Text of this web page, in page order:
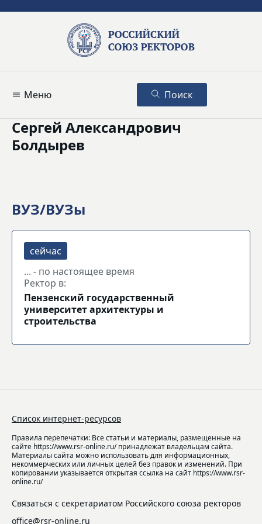
Меню Поиск
Сергей Александрович
Болдырев
ВУЗ/ВУЗы
... - по настоящее время
Ректор в:
Пензенский государственный
университет архитектуры и
строительства
Список интернет-ресурсов
Правила перепечатки: Все статьи и материалы, размещенные на
сайте https://www.rsr-online.ru/ принадлежат владельцам сайта.
Материалы сайта можно использовать для информационных,
некоммерческих или личных целей без правок и изменений. При
копировании указывается открытая ссылка на сайт https://www.rsr-
online.ru/
Связаться с секретариатом Российского союза ректоров
office@rsr-online.ru